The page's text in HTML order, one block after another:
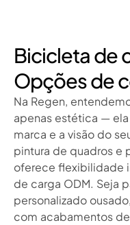
Bicicleta de
Opções de
Na Regen,
apenas estética —
marca e a visão do
pintura de quadros e
oferece flexibilidade
de carga ODM. Seja
personalizado
com acabamentos